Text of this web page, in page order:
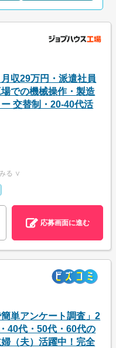
収29万円・派遣社員
での機械操作・製造
交替制・20-40代活
る ∨
応募画面に進む
簡単アンケート調査」2
40代・50代・60代の
（夫）活躍中！完全